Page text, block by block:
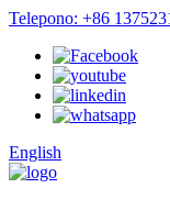
Telepono: +86
English